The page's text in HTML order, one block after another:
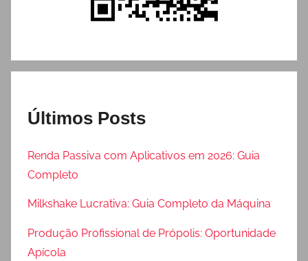
Últimos Posts
Renda Passiva com Aplicativos em 2026: Guia
Completo
Milkshake Lucrativa: Guia Completo da Máquina
Produção Profissional de Própolis: Oportunidade
Apícola